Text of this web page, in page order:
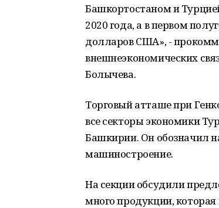
Башкортостаном и
2020 года, а в первом
долларов США», -
внешнеэкономических
Болычева.
Торговый атташе при
все секторы экономики
Башкирии. Он обозначил
машиностроение.
На секции обсудили
много продукции,